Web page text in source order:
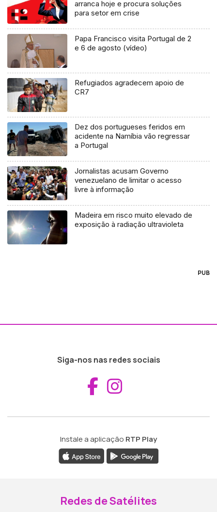
arranca hoje e procura soluções
para setor em crise
Papa Francisco visita Portugal de 2
e 6 de agosto (vídeo)
Refugiados agradecem apoio de
CR7
Dez dos portugueses feridos em
acidente na Namíbia vão regressar
a Portugal
Jornalistas acusam Governo
venezuelano de limitar o acesso
livre à informação
Madeira em risco muito elevado de
exposição à radiação ultravioleta
PUB
Siga-nos nas redes sociais
Aceder ao
Instale a aplicação RTP Play
Redes de Satélites